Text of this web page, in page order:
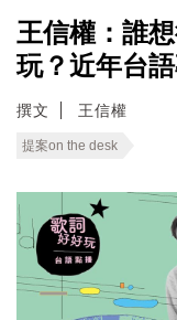
王信權：誰
玩？近年台
撰文 王信權
提案on the desk